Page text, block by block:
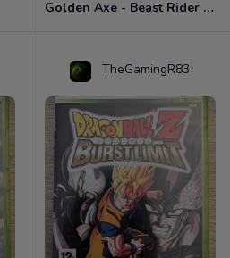
Golden Axe - Beast Rider Xbox 360
TheGamingR83